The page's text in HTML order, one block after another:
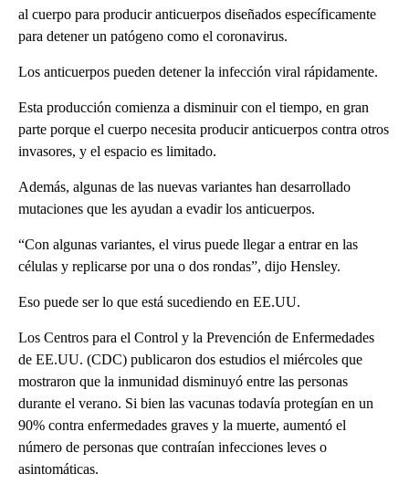
al cuerpo para producir anticuerpos diseñados específicamente
para detener un patógeno como el coronavirus.
Los anticuerpos pueden detener la infección viral rápidamente.
Esta producción comienza a disminuir con el tiempo, en gran
parte porque el cuerpo necesita producir anticuerpos contra otros
invasores, y el espacio es limitado.
Además, algunas de las nuevas variantes han desarrollado
mutaciones que les ayudan a evadir los anticuerpos.
“Con algunas variantes, el virus puede llegar a entrar en las
células y replicarse por una o dos rondas”, dijo Hensley.
Eso puede ser lo que está sucediendo en EE.UU.
Los Centros para el Control y la Prevención de Enfermedades
de EE.UU. (CDC) publicaron dos estudios el miércoles que
mostraron que la inmunidad disminuyó entre las personas
durante el verano. Si bien las vacunas todavía protegían en un
90% contra enfermedades graves y la muerte, aumentó el
número de personas que contraían infecciones leves o
asintomáticas.